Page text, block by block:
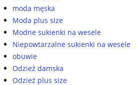
moda męska
Moda plus size
Modne sukienki na wesele
Niepowtarzalne sukienki na wesele
obuwie
Odzież damska
Odzież plus size